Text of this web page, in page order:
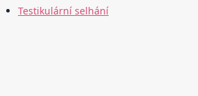
Testikulární selhání